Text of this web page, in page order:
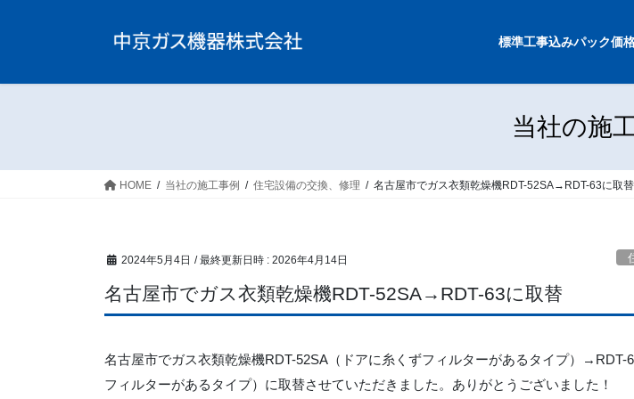
標準工事込みパック価
当社の施
HOME 当社の施工事例 住宅設備の交換、修理 名古屋市でガス衣類乾燥機RDT-52SA→RDT-63に取替
2024年5月4日 / 最終更新日時 : 2026年4月14日
名古屋市でガス衣類乾燥機RDT-52SA→RDT-63に取替
名古屋市でガス衣類乾燥機RDT-52SA（ドアに糸くずフィルターがあるタイプ）→RDT-
フィルターがあるタイプ）に取替させていただきました。ありがとうございました！